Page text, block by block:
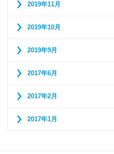
2019年11月
2019年10月
2019年9月
2017年6月
2017年2月
2017年1月